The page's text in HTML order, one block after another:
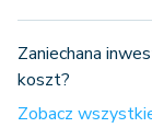
Zaniechana
koszt?
Zobacz